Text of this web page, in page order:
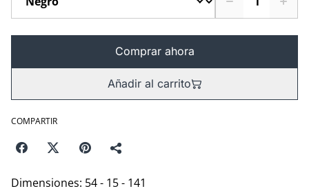
Comprar ahora
Añadir al carrito
COMPARTIR
Dimensiones: 54 - 15 - 141